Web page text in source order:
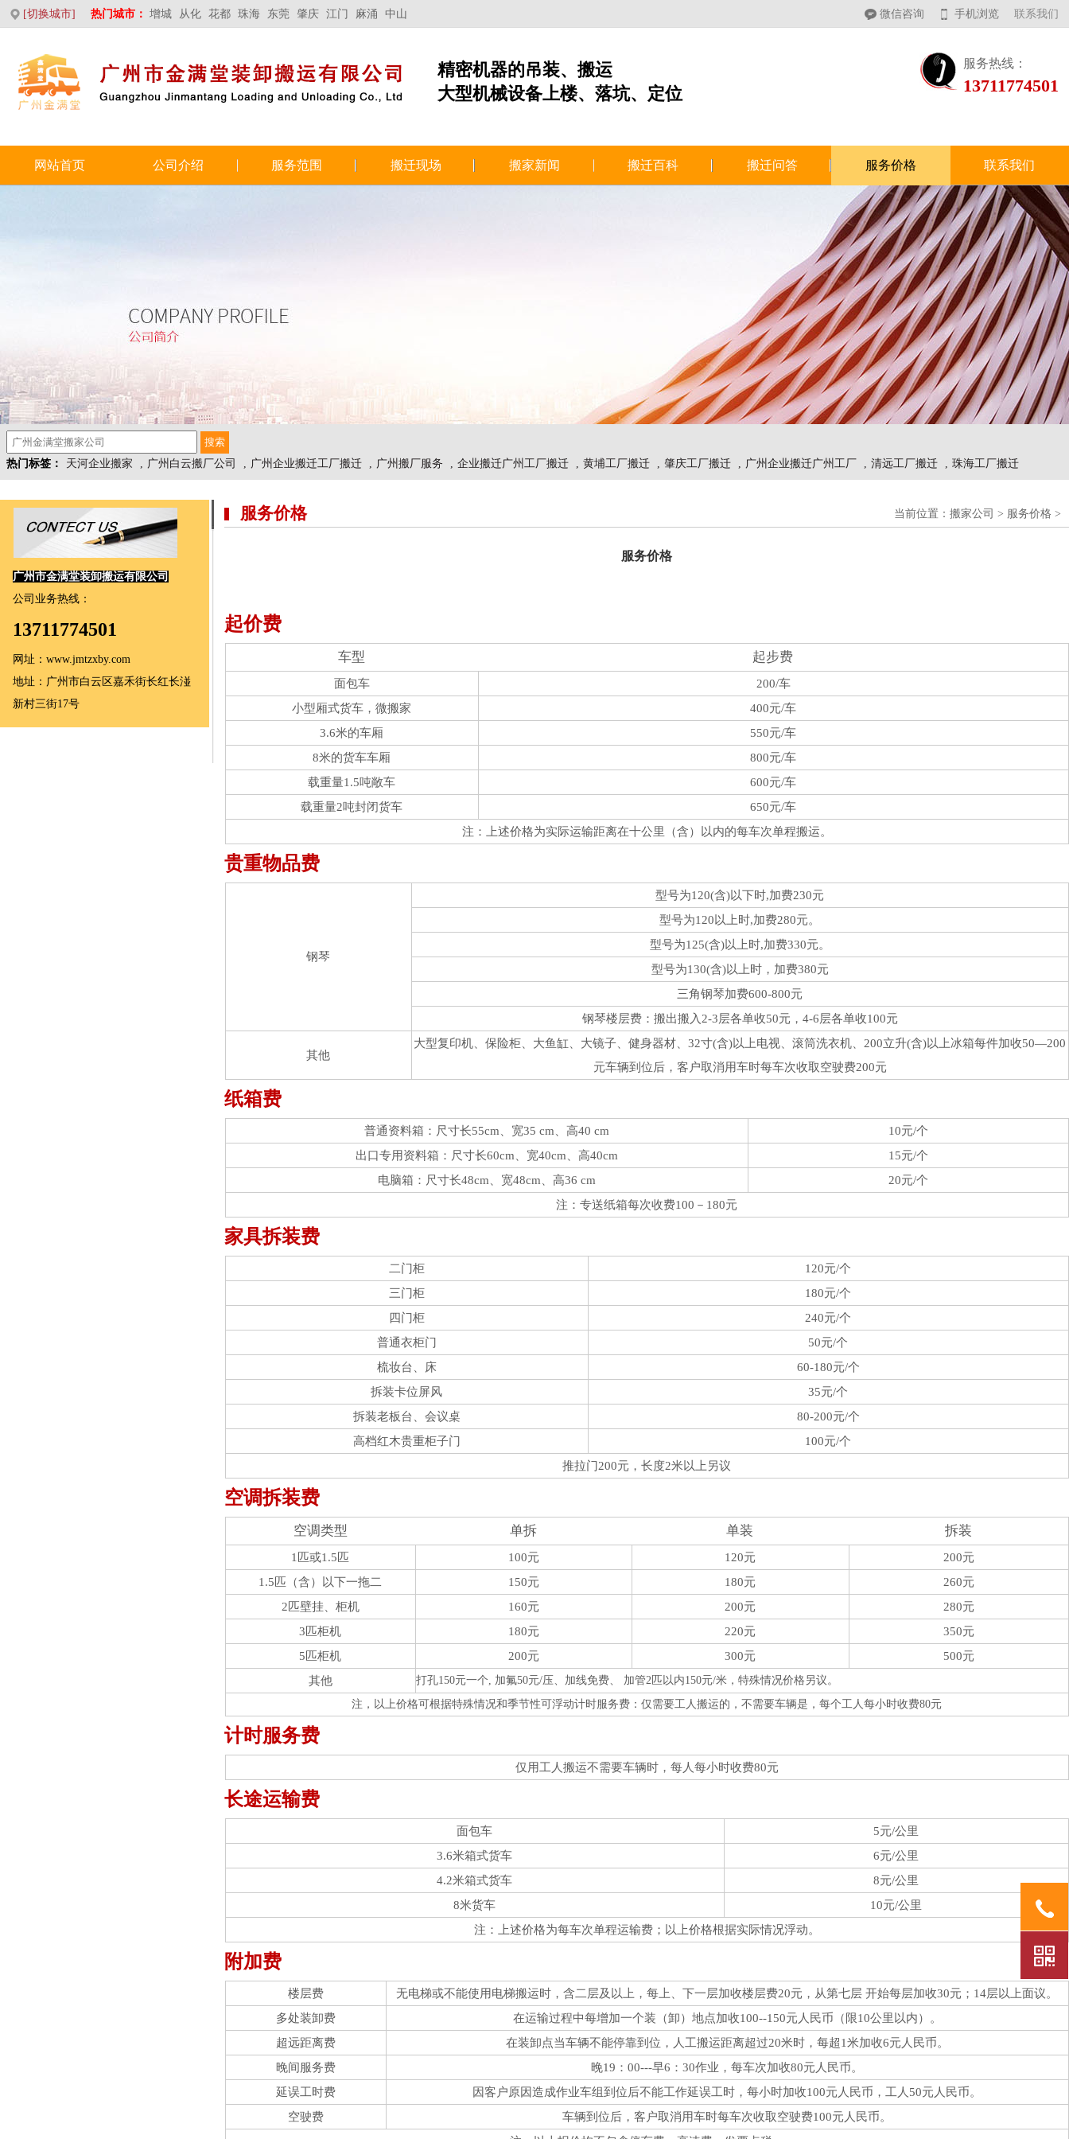
[切换城市] 热门城市： 增城 从化 花都 珠海 东莞 肇庆 江门 麻涌 中山 微信咨询 手机浏览 联系我们
精密机器的吊装、搬运
大型机械设备上楼、落坑、定位
服务热线：
13711774501
网站首页 公司介绍 服务范围 搬迁现场 搬家新闻 搬迁百科 搬迁问答 服务价格 联系我们
热门标签： 天河企业搬家 , 广州白云搬厂公司 , 广州企业搬迁工厂搬迁 , 广州搬厂服务 , 企业搬迁广州工厂搬迁 , 黄埔工厂搬迁 , 肇庆工厂搬迁 , 广州企业搬迁广州工厂 , 清远工厂搬迁 , 珠海工厂搬迁
广州市金满堂装卸搬运有限公司
公司业务热线：
13711774501
网址：www.jmtzxby.com
地址：广州市白云区嘉禾街长红长湴
新村三街17号
服务价格 当前位置： 搬家公司 > 服务价格 >
服务价格
起价费
车型 起步费
面包车
200/车
小型厢式货车，微搬家
400元/车
3.6米的车厢
550元/车
8米的货车车厢
800元/车
载重量1.5吨敞车
600元/车
载重量2吨封闭货车
650元/车
注：上述价格为实际运输距离在十公里（含）以内的每车次单程搬运。
贵重物品费
钢琴
型号为120(含)以下时,加费230元
型号为120以上时,加费280元。
型号为125(含)以上时,加费330元。
型号为130(含)以上时，加费380元
三角钢琴加费600-800元
钢琴楼层费：搬出搬入2-3层各单收50元，4-6层各单收100元
其他
大型复印机、保险柜、大鱼缸、大镜子、健身器材、32寸(含)以上电视、滚筒洗衣机、200立升(含)以上冰箱每件加收50—200
元车辆到位后，客户取消用车时每车次收取空驶费200元
纸箱费
普通资料箱：尺寸长55cm、宽35 cm、高40 cm
10元/个
出口专用资料箱：尺寸长60cm、宽40cm、高40cm
15元/个
电脑箱：尺寸长48cm、宽48cm、高36 cm
20元/个
注：专送纸箱每次收费100－180元
家具拆装费
二门柜
120元/个
三门柜
180元/个
四门柜
240元/个
普通衣柜门
50元/个
梳妆台、床
60-180元/个
拆装卡位屏风
35元/个
拆装老板台、会议桌
80-200元/个
高档红木贵重柜子门
100元/个
推拉门200元，长度2米以上另议
空调拆装费
空调类型 单拆 单装 拆装
1匹或1.5匹 100元 120元
200元
1.5匹（含）以下一拖二
150元 180元
260元
2匹壁挂、柜机
160元 200元
280元
3匹柜机
180元 220元
350元
5匹柜机
200元 300元
500元
其他
打孔150元一个, 加氟50元/压、加线免费、 加管2匹以内150元/米，特殊情况价格另议。
注，以上价格可根据特殊情况和季节性可浮动计时服务费：仅需要工人搬运的，不需要车辆是，每个工人每小时收费80元
计时服务费
仅用工人搬运不需要车辆时，每人每小时收费80元
长途运输费
面包车
5元/公里
3.6米箱式货车
6元/公里
4.2米箱式货车
8元/公里
8米货车
10元/公里
注：上述价格为每车次单程运输费；以上价格根据实际情况浮动。
附加费
楼层费
无电梯或不能使用电梯搬运时，含二层及以上，每上、下一层加收楼层费20元，从第七层 开始每层加收30元；14层以上面议。
多处装卸费
在运输过程中每增加一个装（卸）地点加收100--150元人民币（限10公里以内）。
超远距离费
在装卸点当车辆不能停靠到位，人工搬运距离超过20米时，每超1米加收6元人民币。
晚间服务费
晚19：00---早6：30作业，每车次加收80元人民币。
延误工时费
因客户原因造成作业车组到位后不能工作延误工时，每小时加收100元人民币，工人50元人民币。
空驶费
车辆到位后，客户取消用车时每车次收取空驶费100元人民币。